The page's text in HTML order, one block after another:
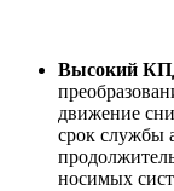
Высокий
движение
срок службы
носимых